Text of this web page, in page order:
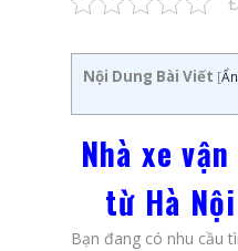
Nội Dung Bài Viết [Ẩn
Nhà xe
từ Hà
Bạn đang có nhu cầu